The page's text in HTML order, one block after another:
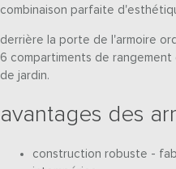
combinaison parfaite
derrière la porte de l'armoire
6 compartiments de
de jardin.
avantages des
construction robuste -